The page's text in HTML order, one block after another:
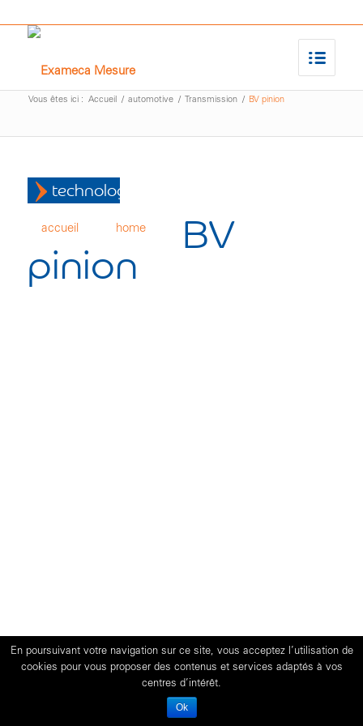
Vous êtes ici : Accueil / automotive / Transmission / BV pinion
technologies
accueil home BV
pinion
En poursuivant votre navigation sur ce site, vous acceptez l’utilisation de
cookies pour vous proposer des contenus et services adaptés à vos
centres d’intérêt.
Ok